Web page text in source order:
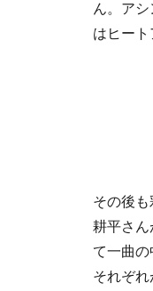
ん。ア
はヒート
その後
耕平さん
て一曲
それぞれ